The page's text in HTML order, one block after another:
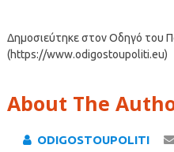
Δημοσιεύτηκε στον Οδηγό του
(https://www.odigostoupoliti.eu)
About The
ODIGOSTOUPOLITI